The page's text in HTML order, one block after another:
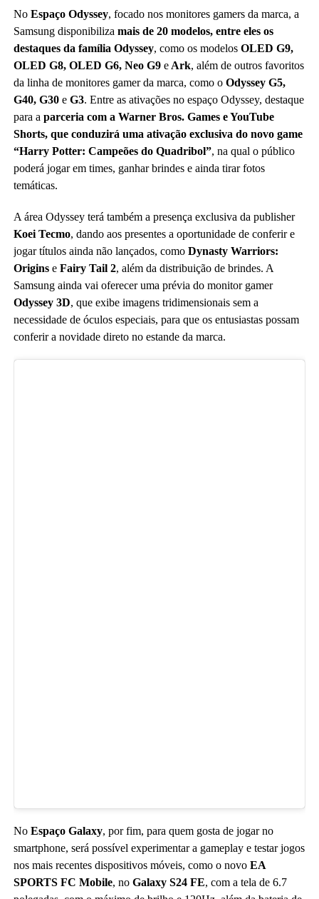
No Espaço Odyssey, focado nos monitores gamers da marca, a
Samsung disponibiliza mais de 20 modelos, entre eles os
destaques da família Odyssey, como os modelos OLED G9,
OLED G8, OLED G6, Neo G9 eArk, além de outros favoritos
da linha de monitores gamer da marca, como o Odyssey G5,
G40, G30 eG3. Entre as ativações no espaço Odyssey, destaque
para a parceria com a Warner Bros. Games e YouTube
Shorts, que conduzirá uma ativação exclusiva do novo game
“Harry Potter: Campeões do Quadribol”, na qual o público
poderá jogar em times, ganhar brindes e ainda tirar fotos
temáticas.
A área Odyssey terá também a presença exclusiva da publisher
Koei Tecmo, dando aos presentes a oportunidade de conferir e
jogar títulos ainda não lançados, comoDynasty Warriors:
Origins eFairy Tail 2, além da distribuição de brindes. A
Samsung ainda vai oferecer uma prévia do monitor gamer
Odyssey 3D, que exibe imagens tridimensionais sem a
necessidade de óculos especiais, para que os entusiastas possam
conferir a novidade direto no estande da marca.
No Espaço Galaxy, por fim, para quem gosta de jogar no
smartphone, será possível experimentar a gameplay e testar jogos
nos mais recentes dispositivos móveis, como o novo EA
SPORTS FC Mobile, no Galaxy S24 FE, com a tela de 6.7